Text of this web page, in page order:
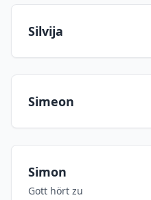
Silvija
Simeon
Simon
Gott hört zu